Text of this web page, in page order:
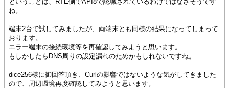
ね。
端末2台で試してみましたが、両端末とも同様の結果になってしまって
おります。
エラー端末の接続環境等を再確認してみようと思います。
もしかしたらDNS周りの設定漏れのためかもしれないですね。
dice256様に御回答頂き、Curlの影響ではないような気がしてきました
ので、周辺環境再度確認してみようと思います。